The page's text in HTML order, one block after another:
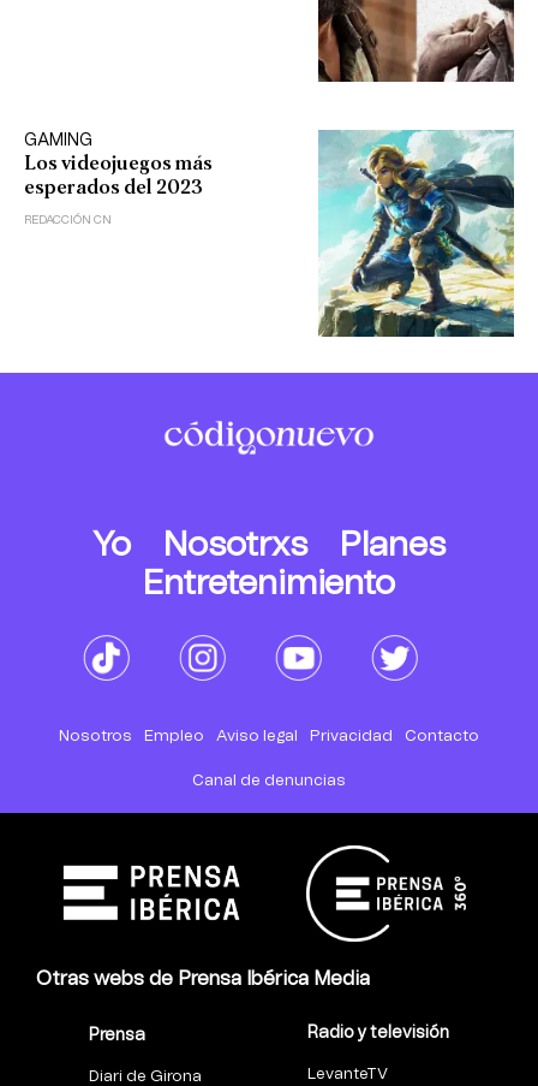
GAMING
Los videojuegos más
esperados del 2023
REDACCIÓN CN
Yo Nosotrxs
Planes
Entretenimiento
Nosotros Empleo Aviso legal Privacidad Contacto
Canal de denuncias
Otras webs de Prensa Ibérica Media
Prensa
Diari de Girona
Radio y televisión
LevanteTV